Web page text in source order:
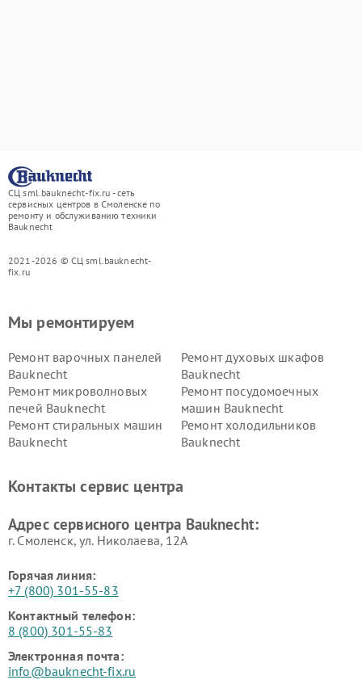
СЦ sml.bauknecht-fix.ru - сеть
сервисных центров в Смоленске по
ремонту и обслуживанию техники
Bauknecht
2021-2026 © СЦ sml.bauknecht-
fix.ru
Мы ремонтируем
Ремонт варочных панелей
Bauknecht
Ремонт духовых шкафов
Bauknecht
Ремонт микроволновых
печей Bauknecht
Ремонт посудомоечных
машин Bauknecht
Ремонт стиральных машин
Bauknecht
Ремонт холодильников
Bauknecht
Контакты сервис центра
Адрес сервисного центра Bauknecht:
г. Смоленск, ул. Николаева, 12А
Горячая линия:
+7 (800) 301-55-83
Контактный телефон:
8 (800) 301-55-83
Электронная почта:
info@bauknecht-fix.ru